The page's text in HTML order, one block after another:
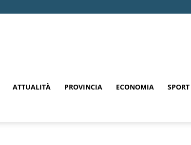
ATTUALITÀ PROVINCIA ECONOMIA SPORT